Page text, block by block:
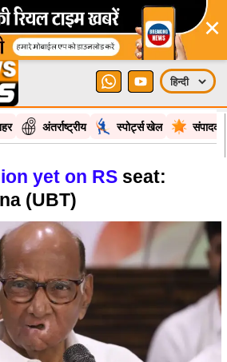
×
अंतर्राष्ट्रीय स्पोर्ट्स खेल
yet on RS seat:
(UBT)